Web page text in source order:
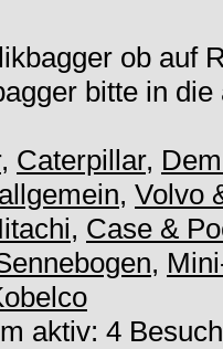
ob auf
bitte in die
, Caterpillar,
, Volvo
, Case &
,
aktiv: 4